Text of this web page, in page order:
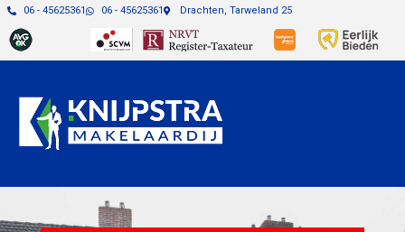
06 - 45625361 06 - 45625361 Drachten, Tarweland 25